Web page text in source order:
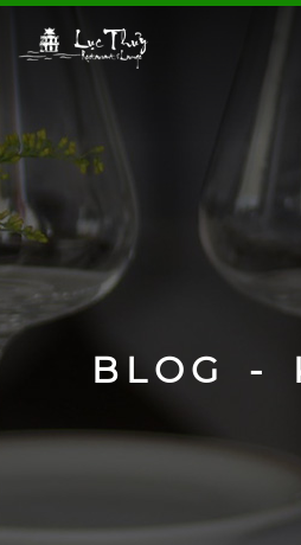
BLOG -